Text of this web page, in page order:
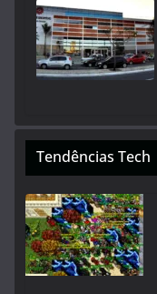
Tendências Tech